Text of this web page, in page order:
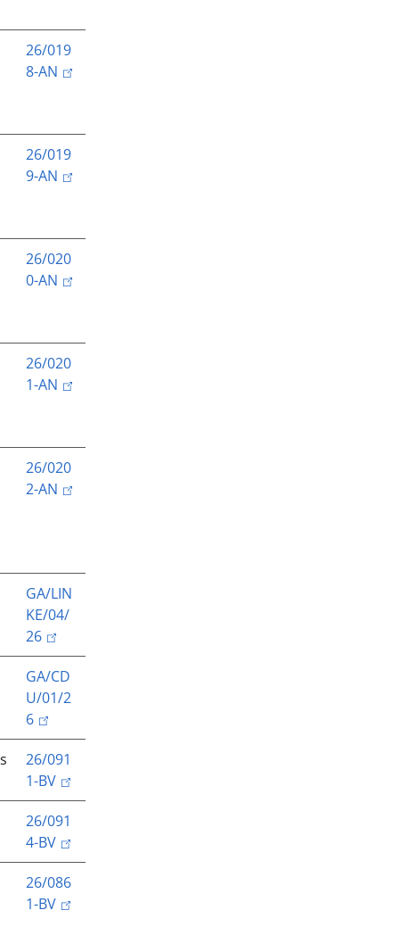
26/019
8-AN
26/019
9-AN
26/020
0-AN
26/020
1-AN
26/020
2-AN
GA/LIN
KE/04/
26
GA/CD
U/01/2
6
26/091
1-BV
26/091
4-BV
26/086
1-BV